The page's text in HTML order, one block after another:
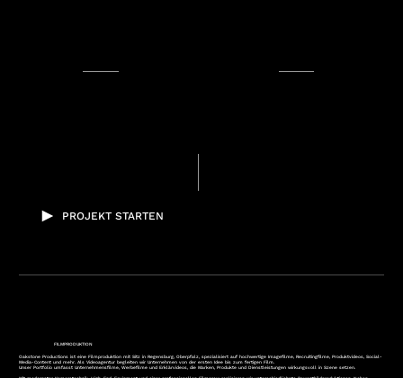
PROJEKT STARTEN
FILMPRODUKTION
Oakstone Productions ist eine Filmproduktion mit Sitz in Regensburg, Oberpfalz, spezialisiert auf hochwertige Imagefilme, Recruitingfilme, Produktvideos, Social-
Media-Content und mehr. Als Videoagentur begleiten wir Unternehmen von der ersten Idee bis zum fertigen Film.
Unser Portfolio umfasst Unternehmensfilme, Werbefilme und Erklärvideos, die Marken, Produkte und Dienstleistungen wirkungsvoll in Szene setzen.